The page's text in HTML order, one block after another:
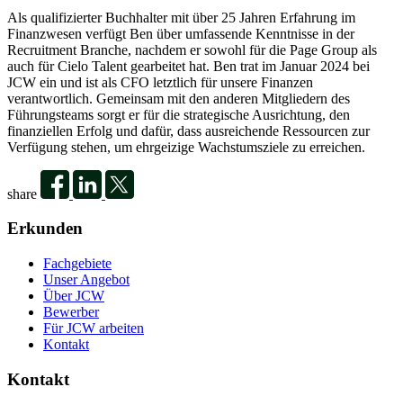
Als qualifizierter Buchhalter mit über 25 Jahren Erfahrung im
Finanzwesen verfügt Ben über umfassende Kenntnisse in der
Recruitment Branche, nachdem er sowohl für die Page Group als
auch für Cielo Talent gearbeitet hat. Ben trat im Januar 2024 bei
JCW ein und ist als CFO letztlich für unsere Finanzen
verantwortlich. Gemeinsam mit den anderen Mitgliedern des
Führungsteams sorgt er für die strategische Ausrichtung, den
finanziellen Erfolg und dafür, dass ausreichende Ressourcen zur
Verfügung stehen, um ehrgeizige Wachstumsziele zu erreichen.
share
Erkunden
Fachgebiete
Unser Angebot
Über JCW
Bewerber
Für JCW arbeiten
Kontakt
Kontakt